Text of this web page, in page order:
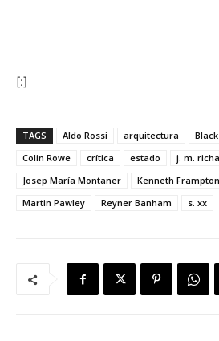
[:]
TAGS Aldo Rossi arquitectura
Colin Rowe
crítica estado
j. m.
Josep María Montaner
Kenneth Frampton
Martin Pawley
Reyner Banham s. xx